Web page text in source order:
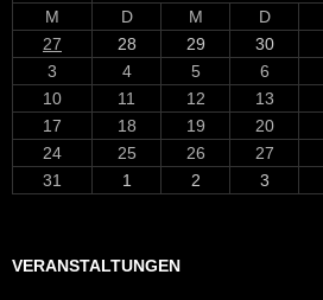
M D M D
27
28 29 30
3
4 5 6
10
11 12 13
17
18 19 20
24
25 26 27
31
1 2 3
VERANSTALTUNGEN